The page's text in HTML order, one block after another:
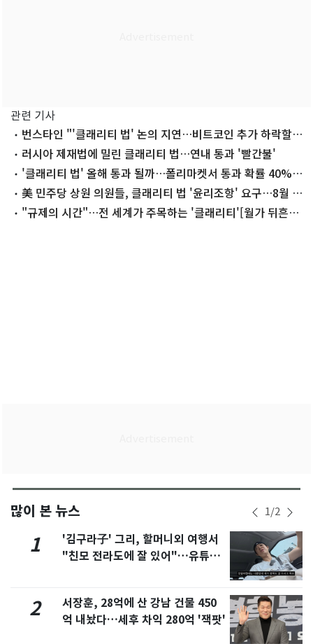
관련 기사
번스타인 "'클래리티 법' 논의 지연…비트코인 추가 하락할
듯"러시아 제재법에 밀린 클래리티 법…연내 통과 '빨간불'
'클래리티 법' 올해 통과 될까…폴리마켓서 통과 확률 40%로
반영美 민주당 상원 의원들, 클래리티 법 '윤리조항' 요구…8월 표
결 '변수'
"규제의 시간"…전 세계가 주목하는 '클래리티'[월가 뒤흔든
많이 본 뉴스 1/2
1
'김구라子' 그리, 할머니외 여행서
"친모 전라도에 잘 있어"…유튜브
2
서장훈, 28억에 산 강남 건물 450
억 내놨다…세후 차익 280억 '잭팟'